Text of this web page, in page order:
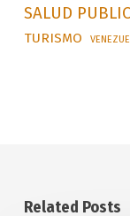
SALUD
TURISMO
Related Posts